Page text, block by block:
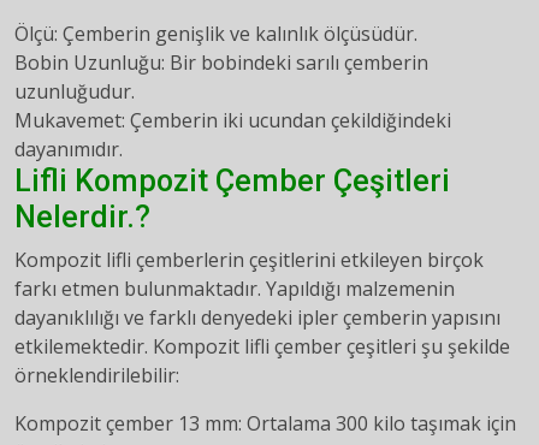
Ölçü: Çemberin genişlik ve kalınlık ölçüsüdür.
Bobin Uzunluğu: Bir bobindeki sarılı çemberin
uzunluğudur.
Mukavemet: Çemberin iki ucundan çekildiğindeki
dayanımıdır.
Lifli Kompozit Çember Çeşitleri
Nelerdir.?
Kompozit lifli çemberlerin çeşitlerini etkileyen birçok
farkı etmen bulunmaktadır. Yapıldığı malzemenin
dayanıklılığı ve farklı denyedeki ipler çemberin yapısını
etkilemektedir. Kompozit lifli çember çeşitleri şu şekilde
örneklendirilebilir:
Kompozit çember 13 mm: Ortalama 300 kilo taşımak için